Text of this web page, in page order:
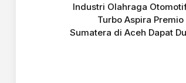
Industri Olahraga
Turbo Aspira
Sumatera di Aceh Dapat